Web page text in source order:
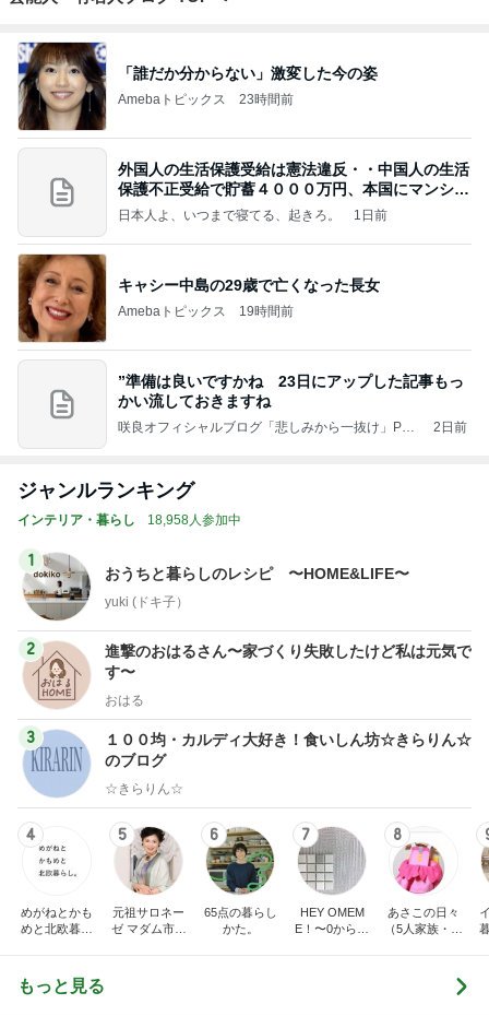
「誰だか分からない」激変した今の姿
Amebaトピックス 23時間前
外国人の生活保護受給は憲法違反・・中国人の生活
保護不正受給で貯蓄４０００万円、本国にマンショ
ンを
日本人よ、いつまで寝てる、起きろ。 1日前
キャシー中島の29歳で亡くなった長女
Amebaトピックス 19時間前
”準備は良いですかね 23日にアップした記事もっ
かい流しておきますね
咲良オフィシャルブログ「悲しみから一抜け」Pow
2日前
ジャンルランキング
インテリア・暮らし 18,958人参加中
1
おうちと暮らしのレシピ 〜HOME&LIFE〜
yuki (ドキ子）
2
進撃のおはるさん〜家づくり失敗したけど私は元気で
す〜
おはる
3
１００均・カルディ大好き！食いしん坊☆きらりん☆
のブログ
☆きらりん☆
4
めがねとかも
めと北欧暮ら
5
元祖サロネー
ゼ マダム市川
6
65点の暮らし
かた。
7
HEY OMEM
E！〜0からの
8
あさこの日々
（5人家族・投
もっと見る